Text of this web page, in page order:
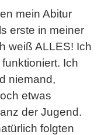
mein Abitur
erste in meiner
weiß ALLES! Ich
Ich
niemand,
etwas
der Jugend.
folgten